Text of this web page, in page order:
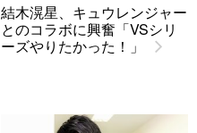
結木滉星、キュウレンジャー
とのコラボに興奮「VSシリ
ーズやりたかった！」